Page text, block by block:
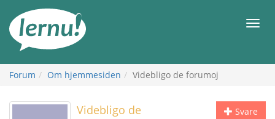
indholdet
Forum Om hjemmesiden Videbligo de forumoj
Svare
Videbligo de